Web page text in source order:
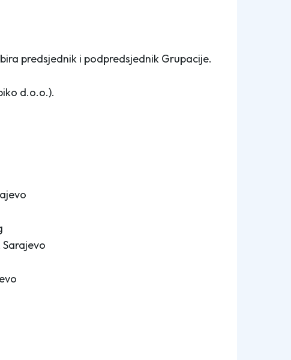
predsjednik i podpredsjednik Grupacije.
d.o.o.).